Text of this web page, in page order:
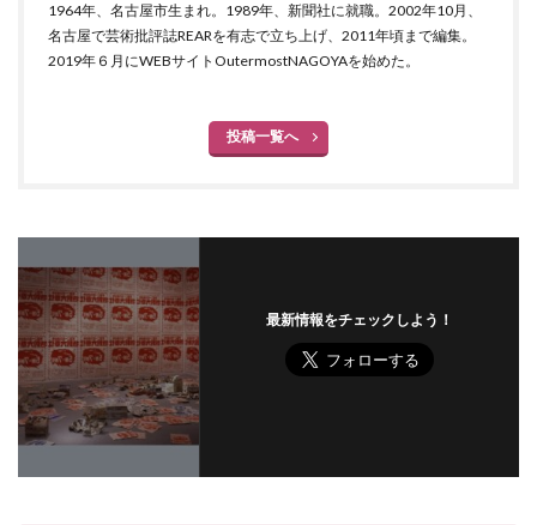
1964年、名古屋市生まれ。1989年、新聞社に就職。2002年10月、
名古屋で芸術批評誌REARを有志で立ち上げ、2011年頃まで編集。
2019年６月にWEBサイトOutermostNAGOYAを始めた。
投稿一覧へ
最新情報をチェックしよう！